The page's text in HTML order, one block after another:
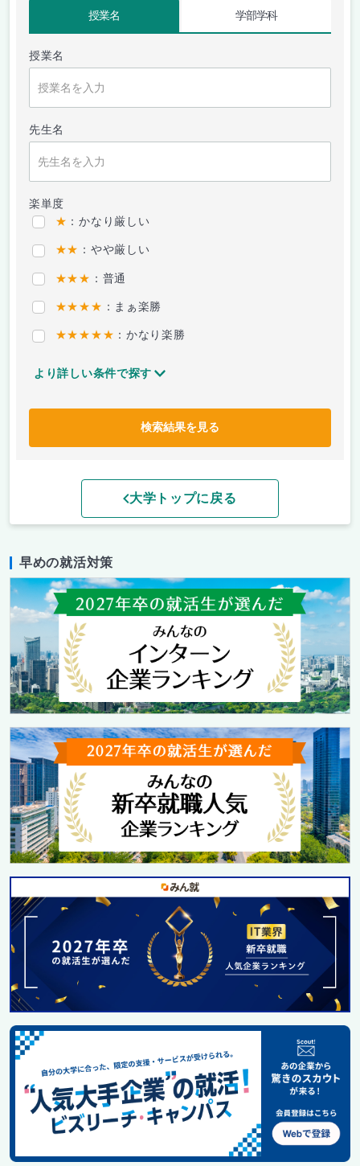
授業名 学部学科
授業名
先生名
楽単度
★ ：かなり厳しい
★★ ：やや厳しい
★★★ ：普通
★★★★ ：まぁ楽勝
★★★★★ ：かなり楽勝
より詳しい条件で探す
検索結果を見る
大学トップに戻る
早めの就活対策